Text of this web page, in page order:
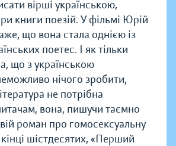
вірші українською,
книги поезій. У фільмі Юрій
що вона стала однією із
поетес. І як тільки
що з українською
нічого зробити,
не потрібна
вона, пишучи таємно
роман про гомосексуальну
шістдесятих, «Перший